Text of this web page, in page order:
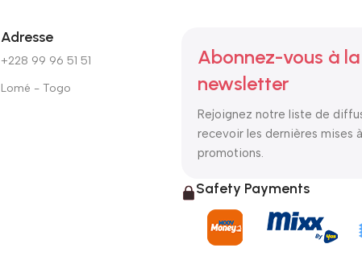
Adresse
+228 99 96 51 51
Lomé - Togo
Abonnez-vous à la
newsletter
Rejoignez notre liste de
recevoir les dernières mises
promotions.
Safety Payments